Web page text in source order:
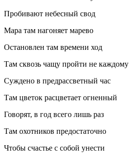
Пробивают небесный свод
Мара там нагоняет марево
Остановлен там времени ход
Там сквозь чащу пройти не каждому
Суждено в предрассветный час
Там цветок расцветает огненный
Говорят, в год всего лишь раз
Там охотников предостаточно
Чтобы счастье с собой унести